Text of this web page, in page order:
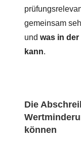
gemeinsam
und was in
kann.
Die
können